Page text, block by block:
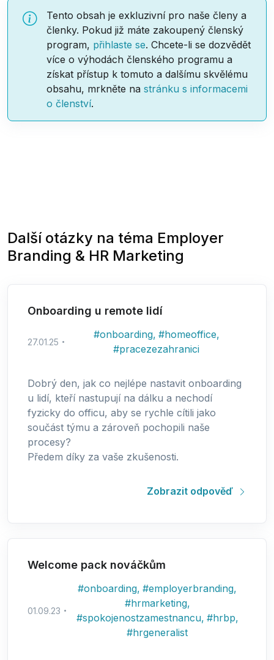
Tento obsah je exkluzivní pro naše členy a
členky. Pokud již máte zakoupený členský
program, přihlaste se. Chcete-li se dozvědět
více o výhodách členského programu a
získat přístup k tomuto a dalšímu skvělému
obsahu, mrkněte na stránku s informacemi
o členství.
Další otázky na téma Employer
Branding & HR Marketing
Onboarding u remote lidí
27.01.25
#onboarding, #homeoffice,
#pracezezahranici
Dobrý den, jak co nejlépe nastavit onboarding
u lidí, kteří nastupují na dálku a nechodí
fyzicky do officu, aby se rychle cítili jako
součást týmu a zároveň pochopili naše
procesy?
Předem díky za vaše zkušenosti.
Zobrazit odpověď
Welcome pack nováčkům
01.09.23
#onboarding, #employerbranding,
#hrmarketing,
#spokojenostzamestnancu, #hrbp,
#hrgeneralist